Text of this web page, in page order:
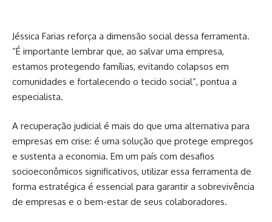
Jéssica Farias reforça a dimensão social dessa ferramenta.
“É importante lembrar que, ao salvar uma empresa,
estamos protegendo famílias, evitando colapsos em
comunidades e fortalecendo o tecido social”, pontua a
especialista.
A recuperação judicial é mais do que uma alternativa para
empresas em crise: é uma solução que protege empregos
e sustenta a economia. Em um país com desafios
socioeconômicos significativos, utilizar essa ferramenta de
forma estratégica é essencial para garantir a sobrevivência
de empresas e o bem-estar de seus colaboradores.